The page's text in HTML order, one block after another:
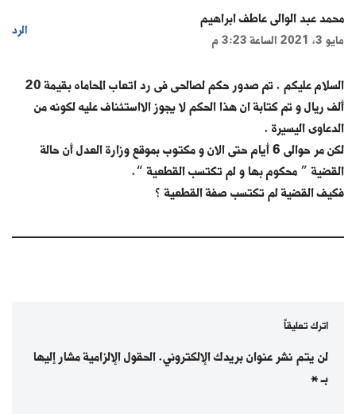
محمد عبد الوالى عاطف ابراهيم
مايو 3, 2021 الساعة 3:23 م
الرد
السلام عليكم . تم صدور حكم لصالحى فى رد اتعاب المحاماه بقيمة 20
ألف ريال و تم كتابة ان هذا الحكم لا يجوز الااستئناف عليه لكونه من
الدعاوى اليسيرة .
لكن مر حوالى 6 أيام حتى الان و مكتوب بموقع وزارة العدل أن حالة
القضية ” محكوم بها و لم تكتسب القطعية “.
فكيف القضية لم تكتسب صفة القطعية ؟
اترك تعليقاً
لن يتم نشر عنوان بريدك الإلكتروني.الحقول الإلزامية مشار إليها
بـ*